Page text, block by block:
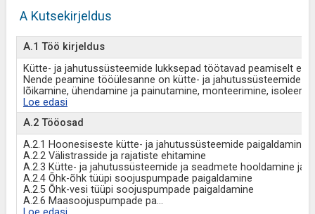
A Kutsekirjeldus
A.1 Töö kirjeldus
Kütte- ja jahutussüsteemide lukksepad töötavad peamiselt
Nende peamine tööülesanne on kütte- ja jahutussüsteemide
lõikamine, ühendamine ja painutamine, monteerimine,
Loe edasi
A.2 Tööosad
A.2.1 Hoonesiseste kütte- ja jahutussüsteemide paigaldamine
A.2.2 Välistrasside ja rajatiste ehitamine
A.2.3 Kütte- ja jahutussüsteemide ja seadmete hooldamine ja
A.2.4 Õhk-õhk tüüpi soojuspumpade paigaldamine
A.2.5 Õhk-vesi tüüpi soojuspumpade paigaldamine
A.2.6 Maasoojuspumpade pa...